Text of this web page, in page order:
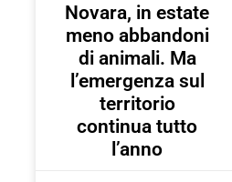
Novara, in estate
meno abbandoni
di animali. Ma
l’emergenza sul
territorio
continua tutto
l’anno